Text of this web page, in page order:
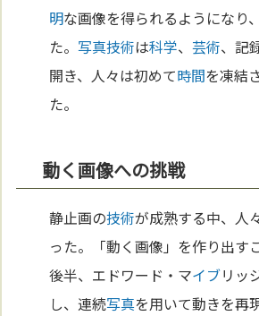
明な画像を得られるようになり
た。写真技術は科学、芸術、記
開き、人々は初めて時間を凍結
た。
動く画像への挑戦
静止画の技術が成熟する中、人
った。「動く画像」を作り出す
後半、エドワード・マイブリッ
し、連続写真を用いて動きを再